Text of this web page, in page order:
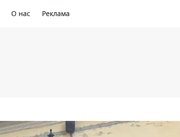
О нас Реклама